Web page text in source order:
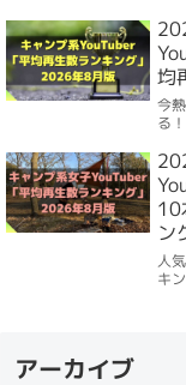
均
今
る！
10
ン
人
キ
アーカイブ